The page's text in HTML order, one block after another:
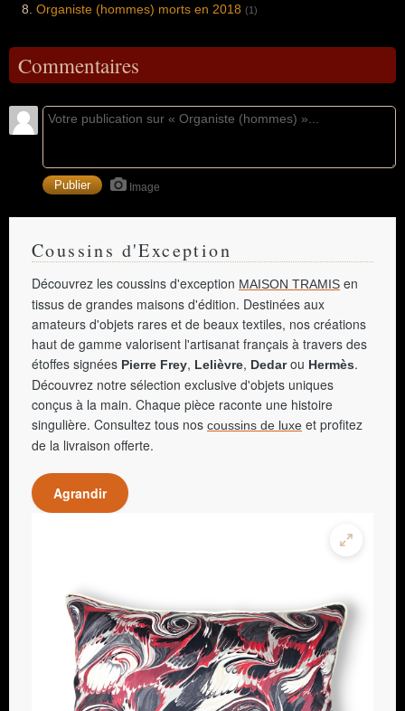
Organiste (hommes) morts en 2018 (1)
Commentaires
Image
Coussins d'Exception
Découvrez les coussins d'exception MAISON TRAMIS en
tissus de grandes maisons d'édition. Destinées aux
amateurs d'objets rares et de beaux textiles, nos créations
haut de gamme valorisent l'artisanat français à travers des
étoffes signées Pierre Frey, Lelièvre, Dedarou Hermès.
Découvrez notre sélection exclusive d'objets uniques
conçus à la main. Chaque pièce raconte une histoire
singulière. Consultez tous nos coussins de luxe et profitez
de la livraison offerte.
Agrandir